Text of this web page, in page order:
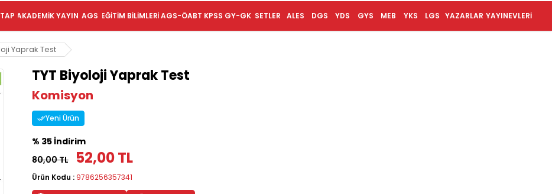
YAYINEVLERI
YAZARLAR
LGS
YKS
MEB
GYS
YDS
DGS
ALES
SETLER
KPSS GY-GK
AGS-ÖABT
EĞITIM BILIMLERI
AGS
AKADEMIK YAYIN
Yaprak Test
TYT Biyoloji Yaprak Test
Komisyon
Yeni Ürün
% 35 İndirim
80,00 TL
52,00 TL
Ürün Kodu : 9786256357341